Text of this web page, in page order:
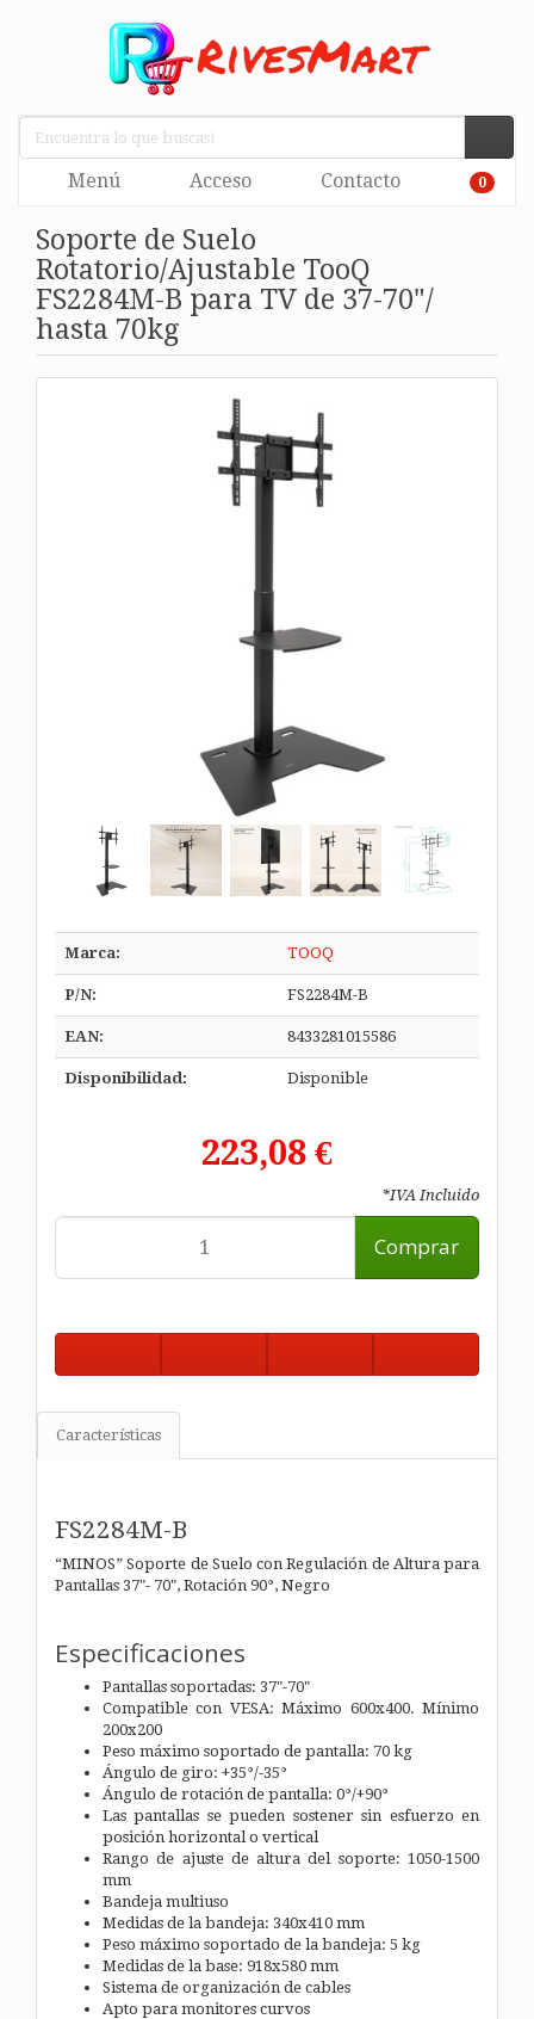
Menú Acceso Contacto 0
Soporte de Suelo
Rotatorio/Ajustable TooQ
FS2284M-B para TV de 37-70"/
hasta 70kg
Marca: TOOQ
P/N: FS2284M-B
EAN: 8433281015586
Disponibilidad: Disponible
223,08 €
*IVA Incluido
Comprar
Características
FS2284M-B
“MINOS” Soporte de Suelo con Regulación de Altura para
Pantallas 37"- 70", Rotación 90°, Negro
Especificaciones
Pantallas soportadas: 37"-70"
Compatible con VESA: Máximo 600x400. Mínimo
200x200
Peso máximo soportado de pantalla: 70 kg
Ángulo de giro: +35°/-35°
Ángulo de rotación de pantalla: 0°/+90°
Las pantallas se pueden sostener sin esfuerzo en
posición horizontal o vertical
Rango de ajuste de altura del soporte: 1050-1500
mm
Bandeja multiuso
Medidas de la bandeja: 340x410 mm
Peso máximo soportado de la bandeja: 5 kg
Medidas de la base: 918x580 mm
Sistema de organización de cables
Apto para monitores curvos